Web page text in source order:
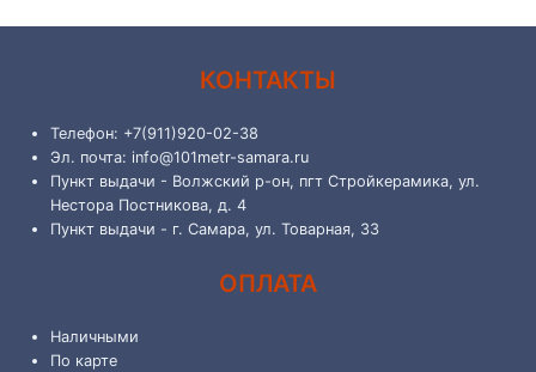
КОНТАКТЫ
Телефон: +7(911)920-02-38
Эл. почта: info@101metr-samara.ru
Пункт выдачи - Волжский р-он, пгт Стройкерамика, ул.
Нестора Постникова, д. 4
Пункт выдачи - г. Самара, ул. Товарная, 33
ОПЛАТА
Наличными
По карте